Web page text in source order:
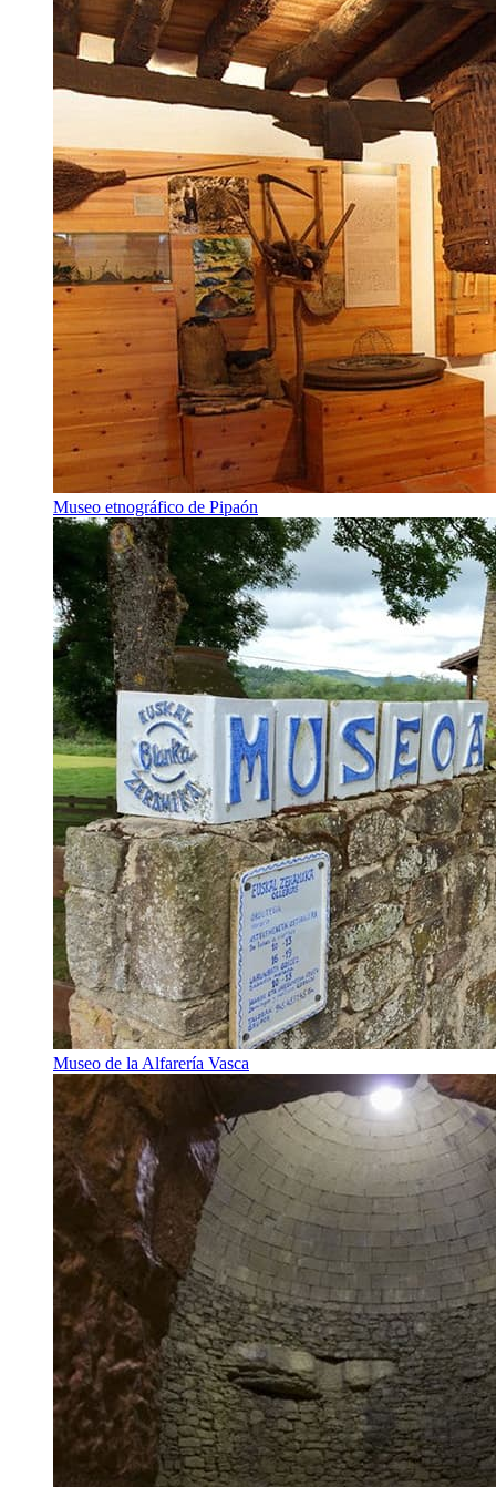
Museo etnográfico de Pipaón
Museo de la Alfarería Vasca